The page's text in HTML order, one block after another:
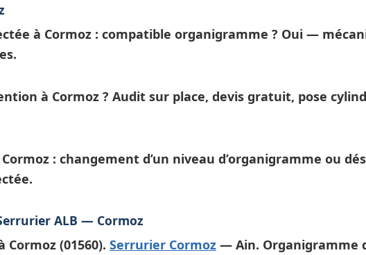
à Cormoz : compatible organigramme ? Oui —
à Cormoz ? Audit sur place, devis gratuit, pose
: changement d’un niveau d’organigramme ou
ALB — Cormoz
Cormoz (01560). Serrurier Cormoz — Ain. Organigramme